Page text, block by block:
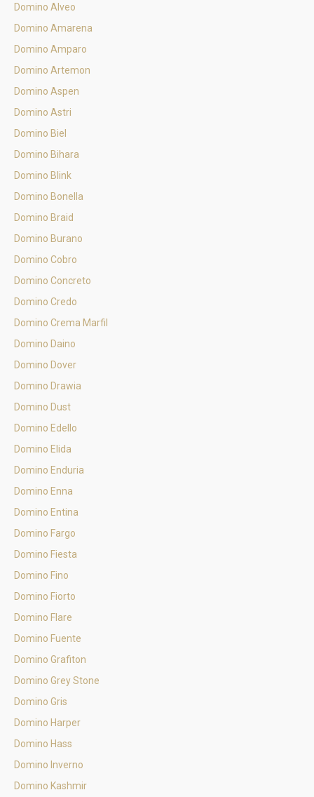
Domino Alveo
Domino Amarena
Domino Amparo
Domino Artemon
Domino Aspen
Domino Astri
Domino Biel
Domino Bihara
Domino Blink
Domino Bonella
Domino Braid
Domino Burano
Domino Cobro
Domino Concreto
Domino Credo
Domino Crema Marfil
Domino Daino
Domino Dover
Domino Drawia
Domino Dust
Domino Edello
Domino Elida
Domino Enduria
Domino Enna
Domino Entina
Domino Fargo
Domino Fiesta
Domino Fino
Domino Fiorto
Domino Flare
Domino Fuente
Domino Grafiton
Domino Grey Stone
Domino Gris
Domino Harper
Domino Hass
Domino Inverno
Domino Kashmir